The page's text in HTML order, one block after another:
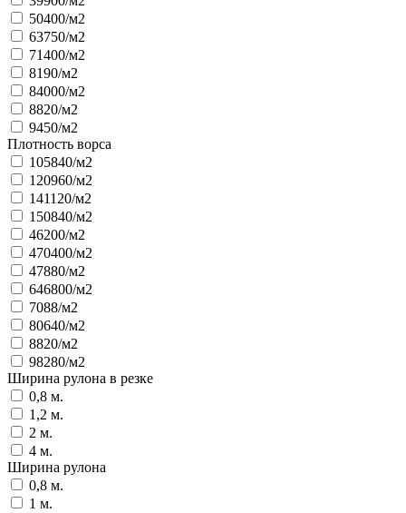
50400/м2
63750/м2
71400/м2
8190/м2
84000/м2
8820/м2
9450/м2
Плотность ворса
105840/м2
120960/м2
141120/м2
150840/м2
46200/м2
470400/м2
47880/м2
646800/м2
7088/м2
80640/м2
8820/м2
98280/м2
Ширина рулона в резке
0,8 м.
1,2 м.
2 м.
4 м.
Ширина рулона
0,8 м.
1 м.